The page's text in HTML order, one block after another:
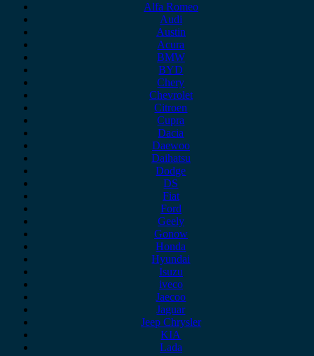
Alfa Romeo
Audi
Austin
Acura
BMW
BYD
Chery
Chevrolet
Citroen
Cupra
Dacia
Daewoo
Daihatsu
Dodge
DS
Fiat
Ford
Geely
Gonow
Honda
Hyundai
Isuzu
iveco
Jaecoo
Jaguar
Jeep Chrysler
KIA
Lada